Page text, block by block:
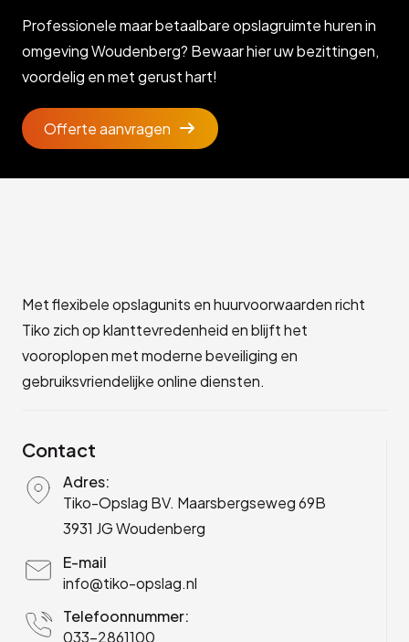
Professionele maar betaalbare opslagruimte huren in
omgeving Woudenberg? Bewaar hier uw bezittingen,
voordelig en met gerust hart!
Offerte aanvragen
Met flexibele opslagunits en huurvoorwaarden richt
Tiko zich op klanttevredenheid en blijft het
vooroplopen met moderne beveiliging en
gebruiksvriendelijke online diensten.
Contact
Adres:
Tiko-Opslag BV. Maarsbergseweg 69B
3931 JG Woudenberg
E-mail
info@tiko-opslag.nl
Telefoonnummer:
033-2861100